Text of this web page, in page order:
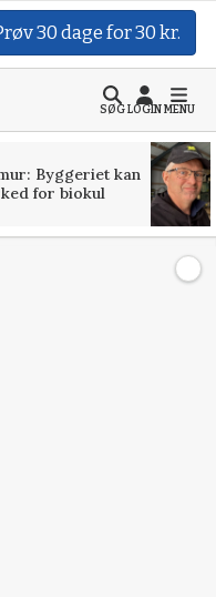
30 dage for 30 kr.
SØGLOGINMENU
Byggeriet kan
for biokul